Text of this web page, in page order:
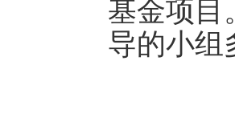
基金项目
导的小组